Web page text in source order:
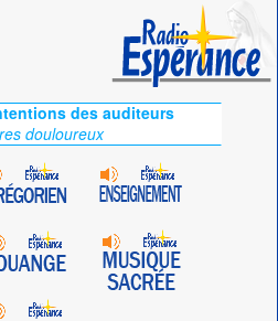
des auditeurs
douloureux